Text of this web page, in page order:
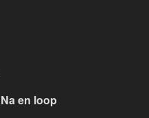
en loop